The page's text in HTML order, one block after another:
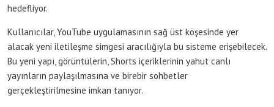
hedefliyor.
Kullanıcılar, YouTube uygulamasının sağ üst köşesinde yer
alacak yeni iletileşme simgesi aracılığıyla bu sisteme erişebilecek.
Bu yeni yapı, görüntülerin, Shorts içeriklerinin yahut canlı
yayınların paylaşılmasına ve birebir sohbetler
gerçekleştirilmesine imkan tanıyor.